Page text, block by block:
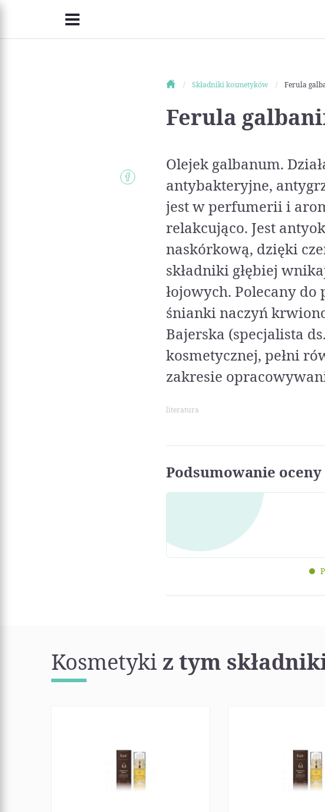
Składniki kosmetyków Ferula
Ferula
Olejek galbanum.
antybakteryjne,
jest w perfumerii i
relakcująco. Jest
naskórkową, dzięki
składniki głębiej
łojowych. Polecany
śnianki naczyń
Bajerska (specjalista
kosmetycznej, pełni
zakresie
literatura
Podsumowanie oceny
Kosmetyki z tym